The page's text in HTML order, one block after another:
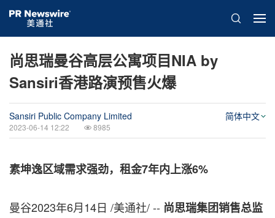
尚思瑞曼谷高层公寓项目NIA by
Sansiri香港路演预售火爆
Sansiri Public Company Limited
2023-06-14 12:22 8985
简体中文
素坤逸区域需求强劲，租金7年内上涨6%
曼谷2023年6月14日 /美通社/ -- 尚思瑞集团销售总监